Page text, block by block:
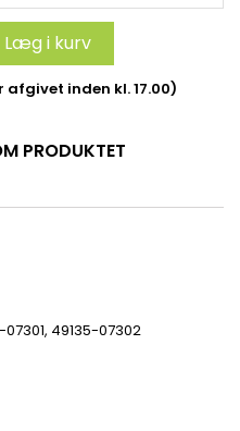
Læg i kurv
inden kl. 17.00)
PRODUKTET
49135-07302